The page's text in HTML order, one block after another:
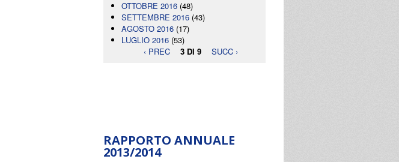
OTTOBRE 2016 (48)
SETTEMBRE 2016 (43)
AGOSTO 2016 (17)
LUGLIO 2016 (53)
‹ PREC
3 DI 9 SUCC ›
RAPPORTO ANNUALE
2013/2014